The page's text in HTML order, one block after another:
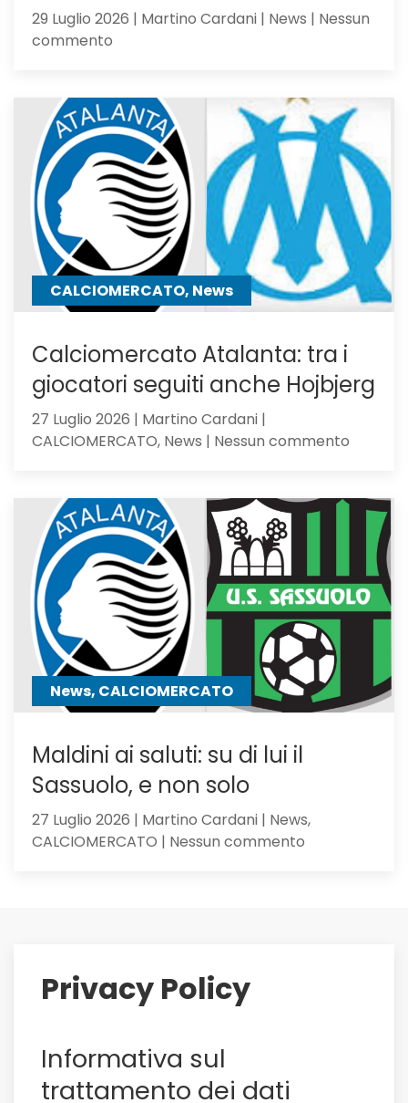
29 Luglio 2026 | Martino Cardani | News | Nessun
commento
23,
Serie
C
Girone
B
CALCIOMERCATO, News
Calciomercato Atalanta: tra i
giocatori seguiti anche Hojbjerg
27 Luglio 2026 | Martino Cardani |
CALCIOMERCATO, News | Nessun commento
tra
seguiti
anche
Hojbjerg
News, CALCIOMERCATO
Maldini ai saluti: su di lui il
Sassuolo, e non solo
27 Luglio 2026 | Martino Cardani | News,
CALCIOMERCATO | Nessun commento
Privacy Policy
Informativa sul
trattamento dei dati